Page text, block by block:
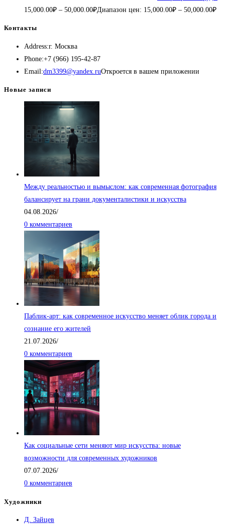
15,000.00₽ – 50,000.00₽Диапазон цен: 15,000.00₽ – 50,000.00₽
Контакты
Address:г. Москва
Phone:+7 (966) 195-42-87
Email:dm3399@yandex.ruОткроется в вашем приложении
Новые записи
Между реальностью и вымыслом: как современная фотография
балансирует на грани документалистики и искусства
04.08.2026/
0 комментариев
Паблик-арт: как современное искусство меняет облик города и
сознание его жителей
21.07.2026/
0 комментариев
Как социальные сети меняют мир искусства: новые
возможности для современных художников
07.07.2026/
0 комментариев
Художники
Д. Зайцев